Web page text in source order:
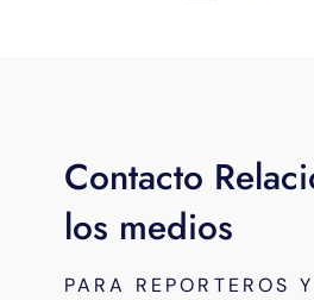
Contacto
los medios
PARA REPORTEROS